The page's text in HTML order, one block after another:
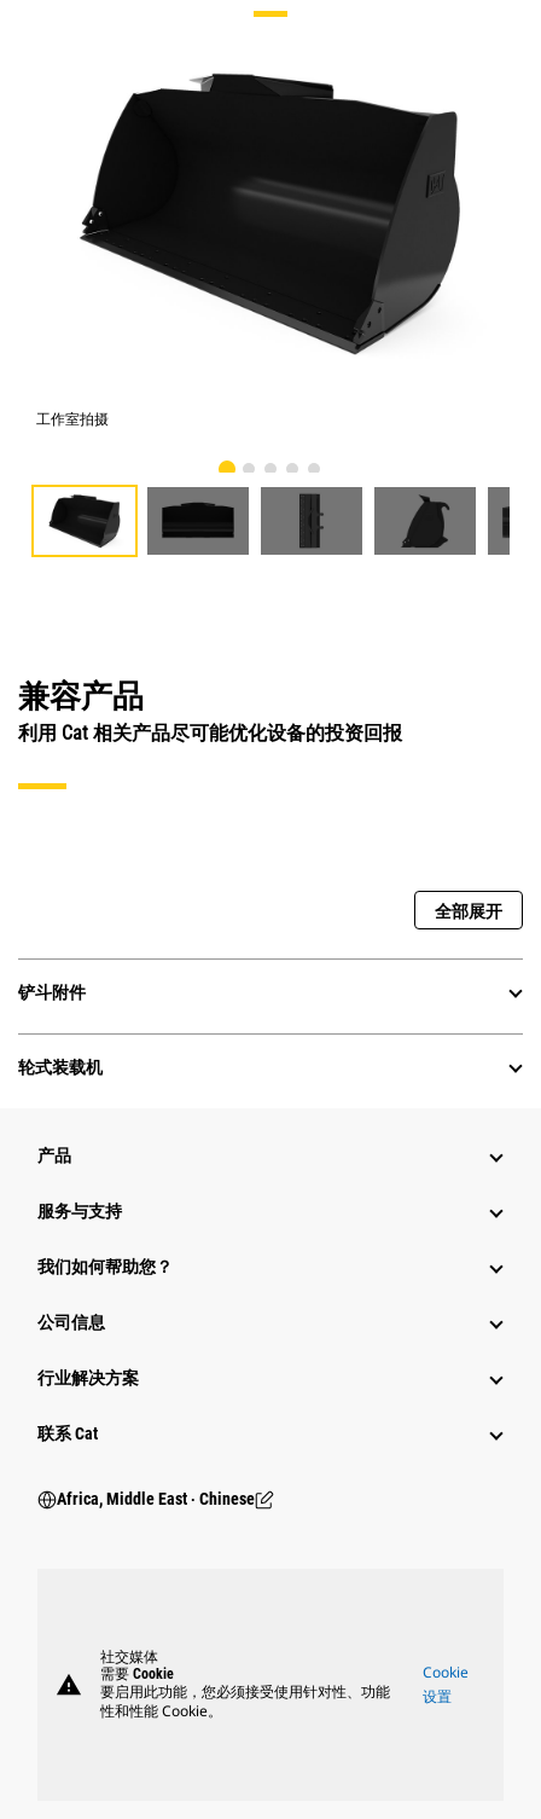
工作室拍摄
兼容产品
利用 Cat 相关产品尽可能优化设备的投资回报
全部展开
铲斗附件
轮式装载机
产品
服务与支持
我们如何帮助您？
公司信息
行业解决方案
行业
联系 Cat
Africa, Middle East ‧ Chinese
warning
社交媒体
需要 Cookie
要启用此功能，您必须接受使用针对性、功能
性和性能 Cookie。
Cookie
设置